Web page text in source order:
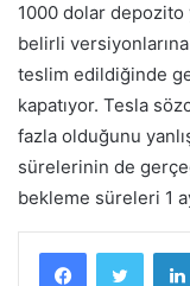
1000 dolar depozito
belirli
teslim edildiğinde
kapatıyor. Tesla
fazla olduğunu
sürelerinin de
bekleme süreleri 1